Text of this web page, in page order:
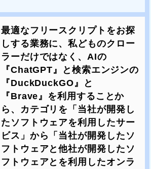
最適なフリースクリプトをお探
しする業務に、私どものクロー
ラーだけではなく、AIの
『ChatGPT』と検索エンジンの
『DuckDuckGO』と
『Brave』を利用することか
ら、カテゴリを「当社が開発し
たソフトウェアを利用したサー
ビス」から「当社が開発したソ
フトウェアと他社が開発したソ
フトウェアとを利用したオンラ